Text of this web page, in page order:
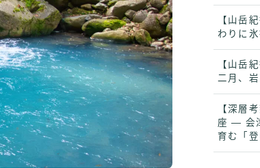
【山岳
わりに
【山岳
二月、
【深層
座 ― 会
育む「登